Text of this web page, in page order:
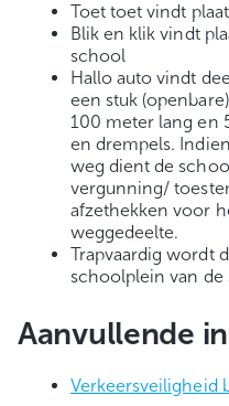
Toet toet vindt
Blik en klik vindt
school
Hallo auto vindt
een stuk
100 meter lang en
en drempels.
weg dient de
vergunning/
afzethekken voor
weggedeelte.
Trapvaardig wordt
schoolplein van
Aanvullende
Verkeersveiligheid